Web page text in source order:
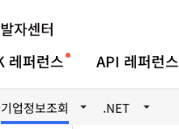
레퍼런스 API 레퍼런스
기업정보조회 .NET